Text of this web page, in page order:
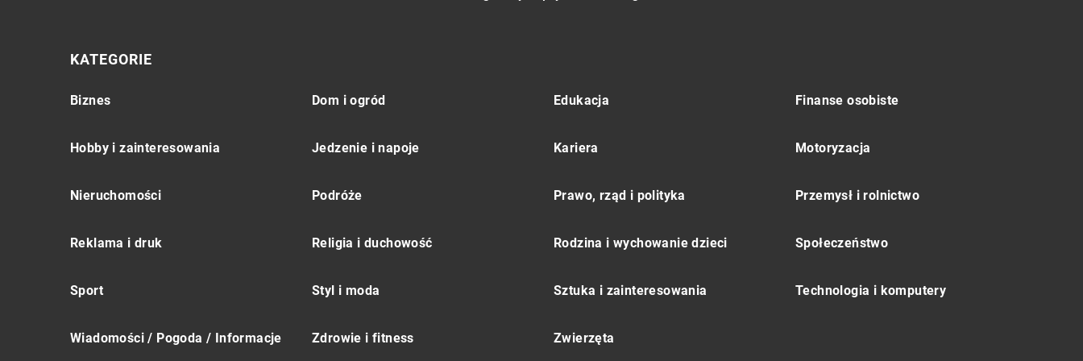
KATEGORIE
Biznes Dom i ogród Edukacja Finanse osobiste
Hobby i zainteresowania Jedzenie i napoje Kariera Motoryzacja
Nieruchomości Podróże Prawo, rząd i polityka Przemysł i rolnictwo
Reklama i druk Religia i duchowość Rodzina i wychowanie dzieci Społeczeństwo
Sport Styl i moda Sztuka i zainteresowania Technologia i komputery
Wiadomości / Pogoda / Informacje Zdrowie i fitness Zwierzęta